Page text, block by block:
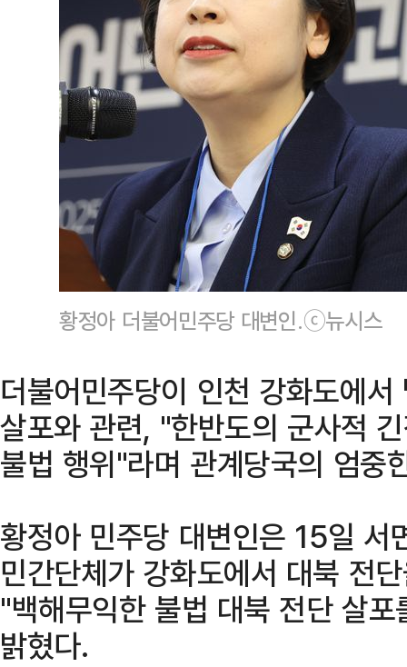
황정아 더불어민주당 대변인.ⓒ뉴시스
더불어민주당이 인천 강화도에
살포와 관련, "한반도의 군사적
불법 행위"라며 관계당국의 엄중
황정아 민주당 대변인은 15일 서
민간단체가 강화도에서 대북 전
"백해무익한 불법 대북 전단 살
밝혔다.